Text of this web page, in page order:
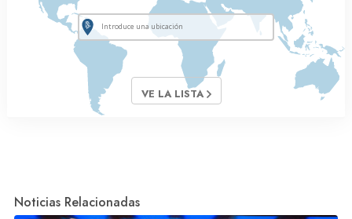
VE LA LISTA
Noticias Relacionadas